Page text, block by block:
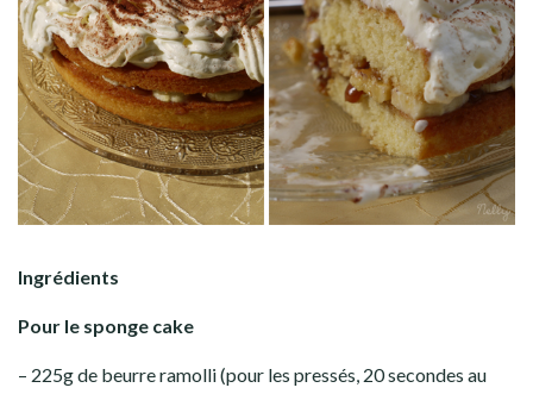
Ingrédients
Pour le sponge cake
– 225g de beurre ramolli (pour les pressés, 20 secondes au